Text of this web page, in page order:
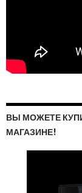
ВЫ МОЖЕТЕ
МАГАЗИНЕ!